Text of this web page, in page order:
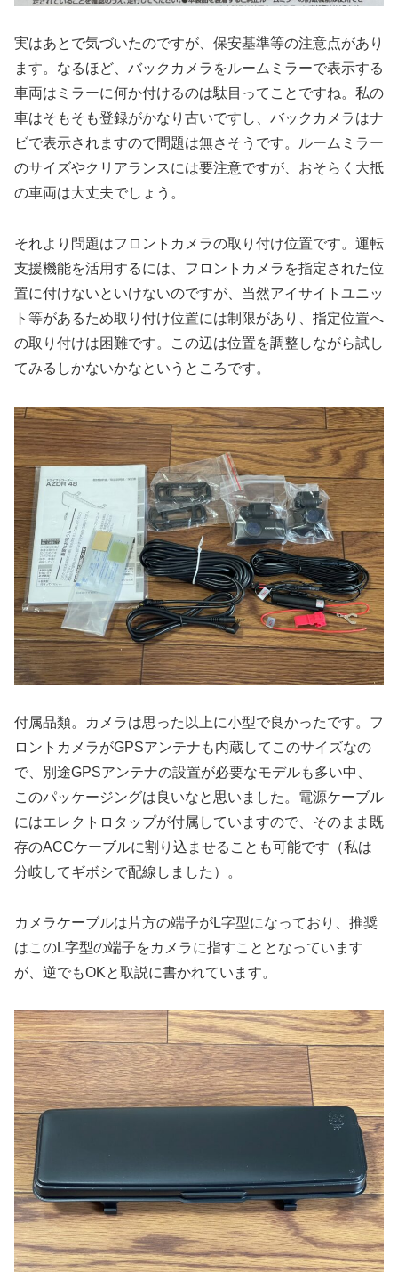
実はあとで気づいたのですが、保安基準等の注意点があり
ます。なるほど、バックカメラをルームミラーで表示する
車両はミラーに何か付けるのは駄目ってことですね。私の
車はそもそも登録がかなり古いですし、バックカメラはナ
ビで表示されますので問題は無さそうです。ルームミラー
のサイズやクリアランスには要注意ですが、おそらく大抵
の車両は大丈夫でしょう。
それより問題はフロントカメラの取り付け位置です。運転
支援機能を活用するには、フロントカメラを指定された位
置に付けないといけないのですが、当然アイサイトユニッ
ト等があるため取り付け位置には制限があり、指定位置へ
の取り付けは困難です。この辺は位置を調整しながら試し
てみるしかないかなというところです。
付属品類。カメラは思った以上に小型で良かったです。フ
ロントカメラがGPSアンテナも内蔵してこのサイズなの
で、別途GPSアンテナの設置が必要なモデルも多い中、
このパッケージングは良いなと思いました。電源ケーブル
にはエレクトロタップが付属していますので、そのまま既
存のACCケーブルに割り込ませることも可能です（私は
分岐してギボシで配線しました）。
カメラケーブルは片方の端子がL字型になっており、推奨
はこのL字型の端子をカメラに指すこととなっています
が、逆でもOKと取説に書かれています。